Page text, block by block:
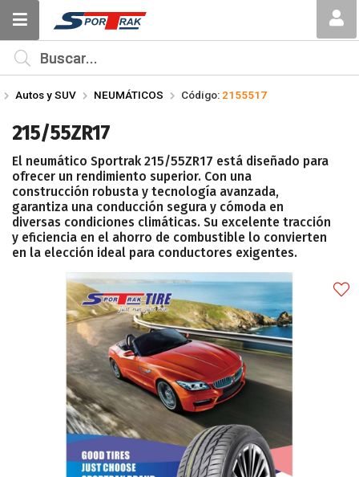
Compartir por email
Enviar
MI COMPRA
Autos y SUV NEUMÁTICOS Código: 2155517
215/55ZR17
El neumático Sportrak 215/55ZR17 está diseñado para
ofrecer un rendimiento superior. Con una
construcción robusta y tecnología avanzada,
garantiza una conducción segura y cómoda en
diversas condiciones climáticas. Su excelente tracción
y eficiencia en el ahorro de combustible lo convierten
en la elección ideal para conductores exigentes.